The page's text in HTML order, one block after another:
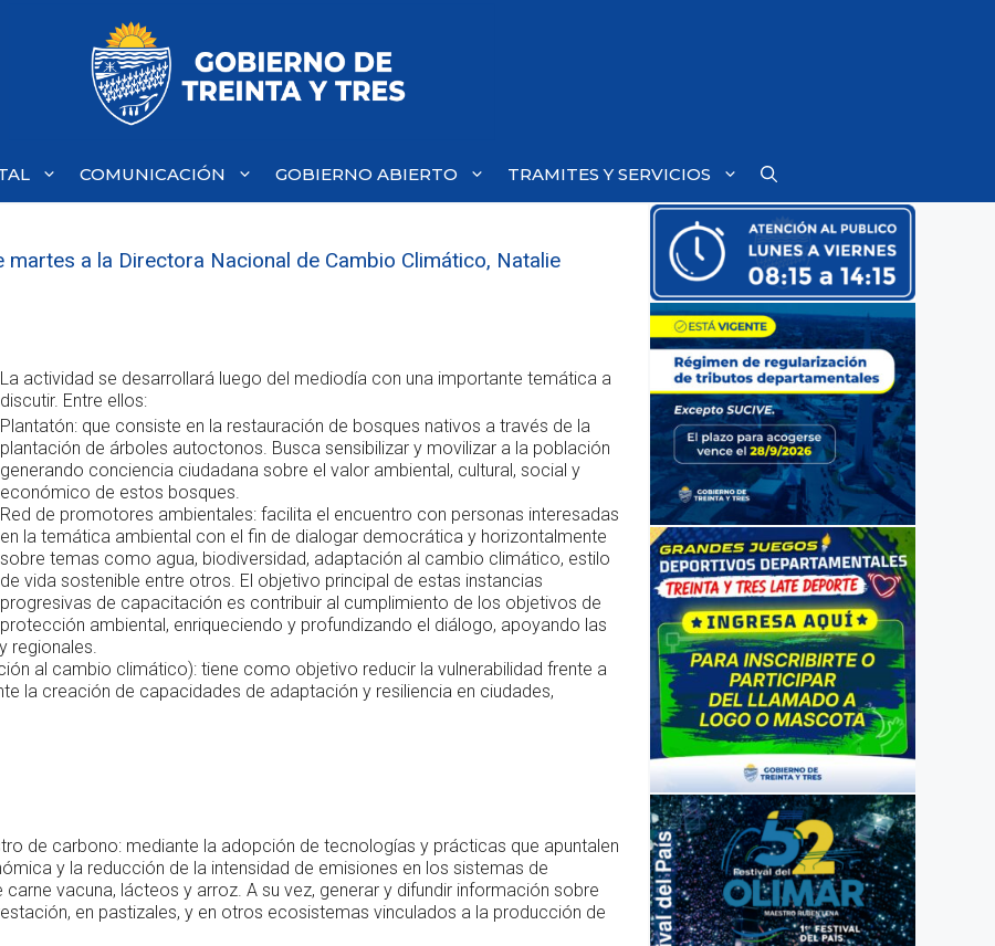
COMUNICACIÓN GOBIERNO ABIERTO TRAMITES Y SERVICIOS
a la Directora Nacional de Cambio Climático, Natalie
La actividad se desarrollará luego del mediodía con una importante temática a
discutir. Entre ellos:
Plantatón: que consiste en la restauración de bosques nativos a través de la
plantación de árboles autoctonos. Busca sensibilizar y movilizar a la población
generando conciencia ciudadana sobre el valor ambiental, cultural, social y
económico de estos bosques.
Red de promotores ambientales: facilita el encuentro con personas interesadas
en la temática ambiental con el fin de dialogar democrática y horizontalmente
sobre temas como agua, biodiversidad, adaptación al cambio climático, estilo
de vida sostenible entre otros. El objetivo principal de estas instancias
progresivas de capacitación es contribuir al cumplimiento de los objetivos de
protección ambiental, enriqueciendo y profundizando el diálogo, apoyando las
regionales.
al cambio climático): tiene como objetivo reducir la vulnerabilidad frente a
la creación de capacidades de adaptación y resiliencia en ciudades,
de carbono: mediante la adopción de tecnologías y prácticas que apuntalen
y la reducción de la intensidad de emisiones en los sistemas de
vacuna, lácteos y arroz. A su vez, generar y difundir información sobre
en pastizales, y en otros ecosistemas vinculados a la producción de